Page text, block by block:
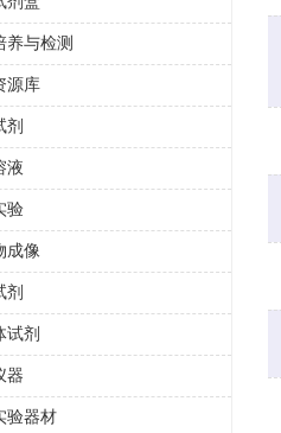
养与检测
源库
剂
液
验
成像
剂
试剂
器
验器材